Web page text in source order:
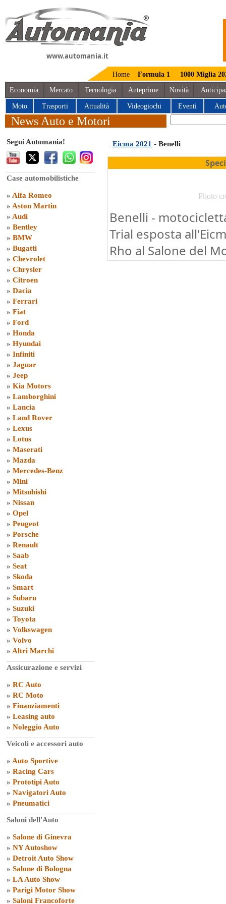
www.automania.it
Home Formula 1 1000 Miglia
Economia Mercato Tecnologia Anteprime Novità
Moto Trasporti Attualità Videogiochi Eventi
News Auto e Motori
Segui Automania!
Case automobilistiche
» Alfa Romeo
» Aston Martin
» Audi
» Bentley
» BMW
» Bugatti
» Chevrolet
» Chrysler
» Citroen
» Dacia
» Ferrari
» Fiat
» Ford
» Honda
» Hyundai
» Infiniti
» Jaguar
» Jeep
» Kia Motors
» Lamborghini
» Lancia
» Land Rover
» Lexus
» Lotus
» Maserati
» Mazda
» Mercedes-Benz
» Mini
» Mitsubishi
» Nissan
» Opel
» Peugeot
» Porsche
» Renault
» Saab
» Seat
» Skoda
» Smart
» Subaru
» Suzuki
» Toyota
» Volkswagen
» Volvo
» Altri Marchi
Assicurazione e servizi
» RC Auto
» RC Moto
» Finanziamenti
» Leasing auto
» Noleggio Auto
Veicoli e accessori auto
» Auto Sportive
» Racing Cars
» Prototipi Auto
» Navigatori Auto
» Pneumatici
Saloni dell'Auto
» Salone di Ginevra
» NY Autoshow
» Detroit Auto Show
» Salone di Bologna
» LA Auto Show
» Parigi Motor Show
» Saloni Francoforte
Eicma 2021 - Benelli
Photo
Benelli -
Trial esposta
Rho al Salone del